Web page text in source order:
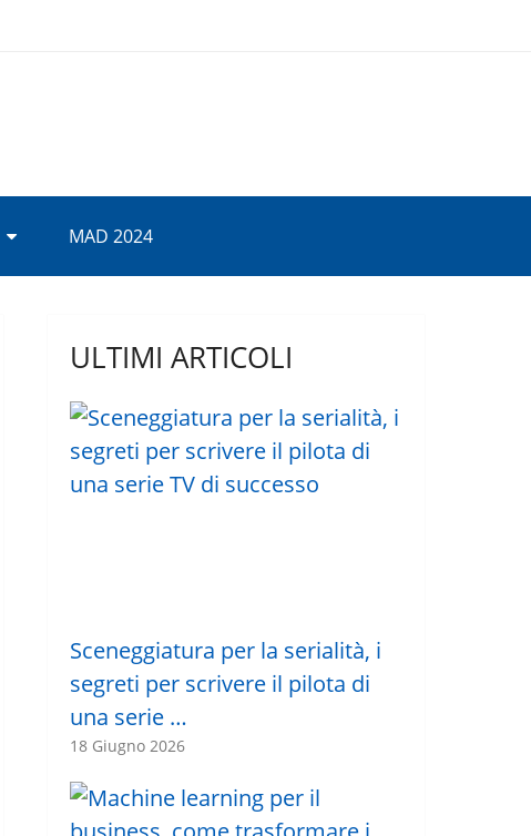
MAD 2024
ULTIMI ARTICOLI
Sceneggiatura per la serialità, i
segreti per scrivere il pilota di
una serie …
18 Giugno 2026